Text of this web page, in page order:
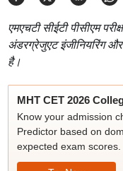
एमएचटी सीईटी पीसीएम
अंडरग्रेजुएट इंजीनियरिंग और
है।
MHT CET 2026
Know your admission
Predictor based on
expected exam scores.